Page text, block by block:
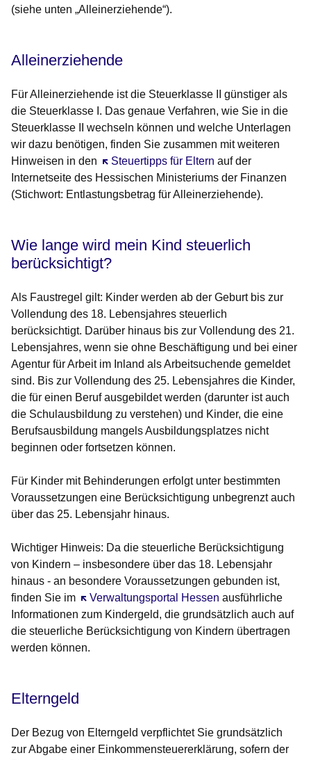
(siehe unten „Alleinerziehende“).
Alleinerziehende
Für Alleinerziehende ist die Steuerklasse II günstiger als
die Steuerklasse I. Das genaue Verfahren, wie Sie in die
Steuerklasse II wechseln können und welche Unterlagen
wir dazu benötigen, finden Sie zusammen mit weiteren
Hinweisen in den
Steuertipps für Eltern
Öffnet sich in einem neuen Fenster
auf der
Internetseite des Hessischen Ministeriums der Finanzen
(Stichwort: Entlastungsbetrag für Alleinerziehende).
Wie lange wird mein Kind steuerlich
berücksichtigt?
Als Faustregel gilt: Kinder werden ab der Geburt bis zur
Vollendung des 18. Lebensjahres steuerlich
berücksichtigt. Darüber hinaus bis zur Vollendung des 21.
Lebensjahres, wenn sie ohne Beschäftigung und bei einer
Agentur für Arbeit im Inland als Arbeitsuchende gemeldet
sind. Bis zur Vollendung des 25. Lebensjahres die Kinder,
die für einen Beruf ausgebildet werden (darunter ist auch
die Schulausbildung zu verstehen) und Kinder, die eine
Berufsausbildung mangels Ausbildungsplatzes nicht
beginnen oder fortsetzen können.
Für Kinder mit Behinderungen erfolgt unter bestimmten
Voraussetzungen eine Berücksichtigung unbegrenzt auch
über das 25. Lebensjahr hinaus.
Wichtiger Hinweis: Da die steuerliche Berücksichtigung
von Kindern – insbesondere über das 18. Lebensjahr
hinaus - an besondere Voraussetzungen gebunden ist,
finden Sie im
Verwaltungsportal Hessen
Öffnet sich in einem neuen Fensterausführliche
Informationen zum Kindergeld, die grundsätzlich auch auf
die steuerliche Berücksichtigung von Kindern übertragen
werden können.
Elterngeld
Der Bezug von Elterngeld verpflichtet Sie grundsätzlich
zur Abgabe einer Einkommensteuererklärung, sofern der